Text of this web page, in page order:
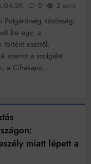
csak a 80-
akkor
0 2 perc
Polgárőrség közösségi
be egy, a
történt esetről.
szerint a szolgálat
a Cifrakapu…
miatt lépett a